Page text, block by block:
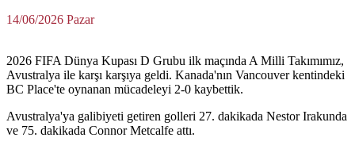
14/06/2026 Pazar
2026 FIFA Dünya Kupası D Grubu ilk maçında A Milli Takımımız,
Avustralya ile karşı karşıya geldi. Kanada'nın Vancouver kentindeki
BC Place'te oynanan mücadeleyi 2-0 kaybettik.
Avustralya'ya galibiyeti getiren golleri 27. dakikada Nestor Irakunda
ve 75. dakikada Connor Metcalfe attı.